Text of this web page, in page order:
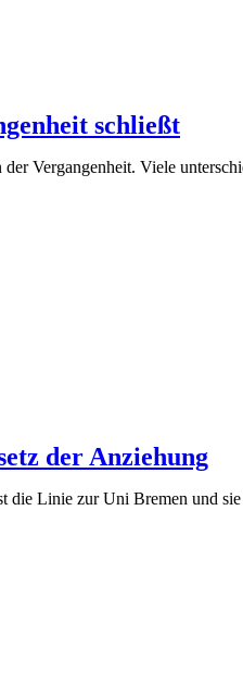
schließt
Vergangenheit. Viele
der Anziehung
Linie zur Uni Bremen und